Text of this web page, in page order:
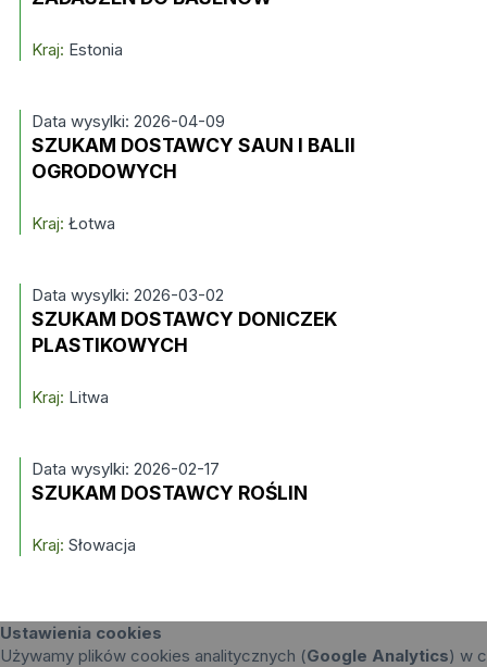
Kraj: Estonia
Data wysylki: 2026-04-09
SZUKAM DOSTAWCY SAUN I BALII
OGRODOWYCH
Kraj: Łotwa
Data wysylki: 2026-03-02
SZUKAM DOSTAWCY DONICZEK
PLASTIKOWYCH
Kraj: Litwa
Data wysylki: 2026-02-17
SZUKAM DOSTAWCY ROŚLIN
Kraj: Słowacja
Ustawienia cookies
Używamy plików cookies analitycznych (Google Analytics) w